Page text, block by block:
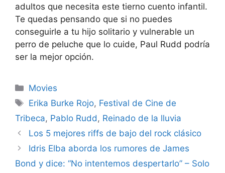
adultos que necesita este tierno cuento infantil.
Te quedas pensando que si no puedes
conseguirle a tu hijo solitario y vulnerable un
perro de peluche que lo cuide, Paul Rudd podría
ser la mejor opción.
Categories
Movies
Tags
Erika Burke Rojo, Festival de Cine de
Tribeca, Pablo Rudd, Reinado de la lluvia
Los 5 mejores riffs de bajo del rock clásico
Idris Elba aborda los rumores de James
Bond y dice: “No intentemos despertarlo” – Solo